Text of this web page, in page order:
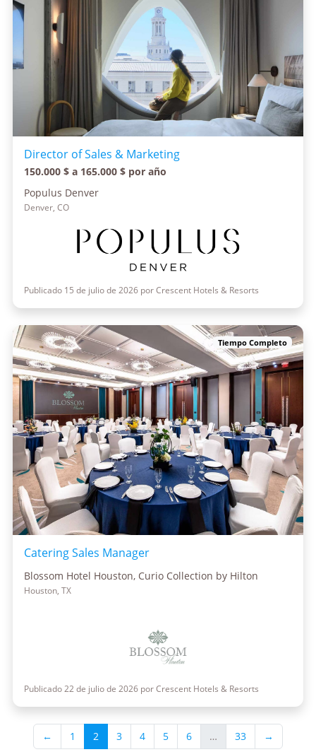
Director of Sales & Marketing
150.000 $ a 165.000 $ por año
Populus Denver
Denver, CO
Publicado 15 de julio de 2026 por Crescent Hotels & Resorts
Tiempo Completo
Catering Sales Manager
Blossom Hotel Houston, Curio Collection by Hilton
Houston, TX
Publicado 22 de julio de 2026 por Crescent Hotels & Resorts
← 1 2 3 4 5 6 … 33 →